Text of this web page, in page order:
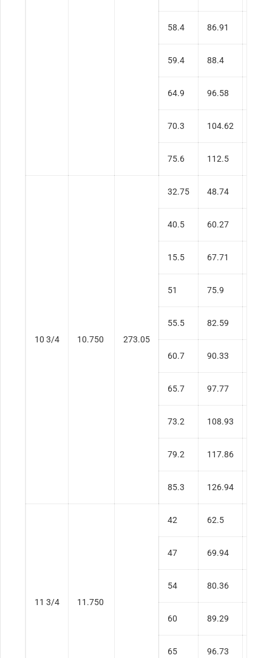
58.4 86.91
59.4 88.4
64.9 96.58
70.3 104.62
75.6 112.5
10 3/4 10.750 273.05
32.75 48.74
40.5 60.27
15.5 67.71
51 75.9
55.5 82.59
60.7 90.33
65.7 97.77
73.2 108.93
79.2 117.86
85.3 126.94
11 3/4 11.750
42 62.5
47 69.94
54 80.36
60 89.29
65 96.73